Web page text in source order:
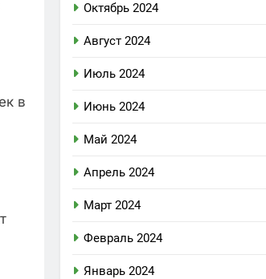
в
Октябрь 2024
Август 2024
Июль 2024
Июнь 2024
Май 2024
Апрель 2024
Март 2024
Февраль 2024
Январь 2024